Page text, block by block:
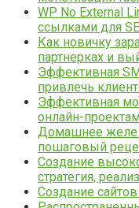
WP No External
ссылками для
Как новичку
партнерках и
Эффективная
привлечь
Эффективная
онлайн-
Домашнее желе
пошаговый
Создание
стратегия,
Создание